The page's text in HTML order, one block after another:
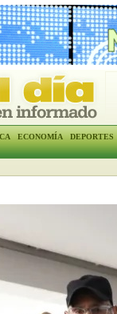
ECONOMÍA DEPORTES